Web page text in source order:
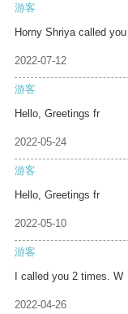
游客
Horny Shriya called you
2022-07-12
游客
Hello, Greetings fr
2022-05-24
游客
Hello, Greetings fr
2022-05-10
游客
I called you 2 times. W
2022-04-26